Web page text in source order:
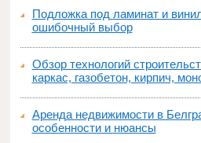
Подложка под ламинат и
ошибочный выбор
Обзор технологий
каркас, газобетон, кирпич,
Аренда недвижимости в
особенности и нюансы